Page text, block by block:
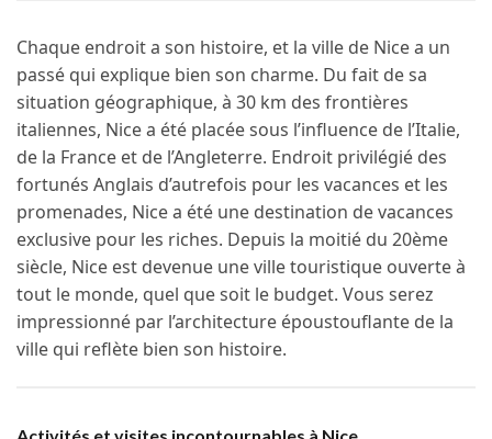
Chaque endroit a son histoire, et la ville de Nice a un
passé qui explique bien son charme. Du fait de sa
situation géographique, à 30 km des frontières
italiennes, Nice a été placée sous l’influence de l’Italie,
de la France et de l’Angleterre. Endroit privilégié des
fortunés Anglais d’autrefois pour les vacances et les
promenades, Nice a été une destination de vacances
exclusive pour les riches. Depuis la moitié du 20ème
siècle, Nice est devenue une ville touristique ouverte à
tout le monde, quel que soit le budget. Vous serez
impressionné par l’architecture époustouflante de la
ville qui reflète bien son histoire.
Activités et visites incontournables à Nice